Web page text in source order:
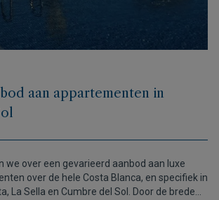
aan appartementen in
we over een gevarieerd aanbod aan luxe
over de hele Costa Blanca, en specifiek in
La Sella en Cumbre del Sol. Door de brede